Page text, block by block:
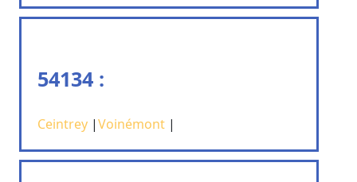
54134 :
Ceintrey |Voinémont |